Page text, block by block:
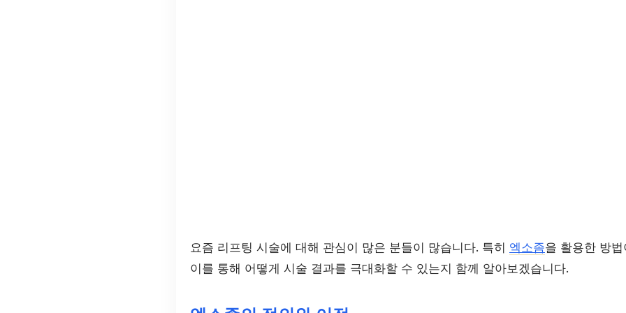
요즘 리프팅 시술에 대해 관심이 많은 분들이 많습니다. 특히 엑소좀을 활용한 방
이를 통해 어떻게 시술 결과를 극대화할 수 있는지 함께 알아보겠습니다.